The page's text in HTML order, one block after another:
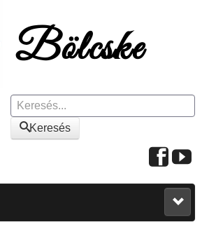
Keresés
Keresés